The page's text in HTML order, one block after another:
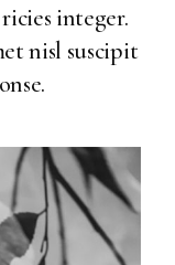
integer.
nisl suscipit